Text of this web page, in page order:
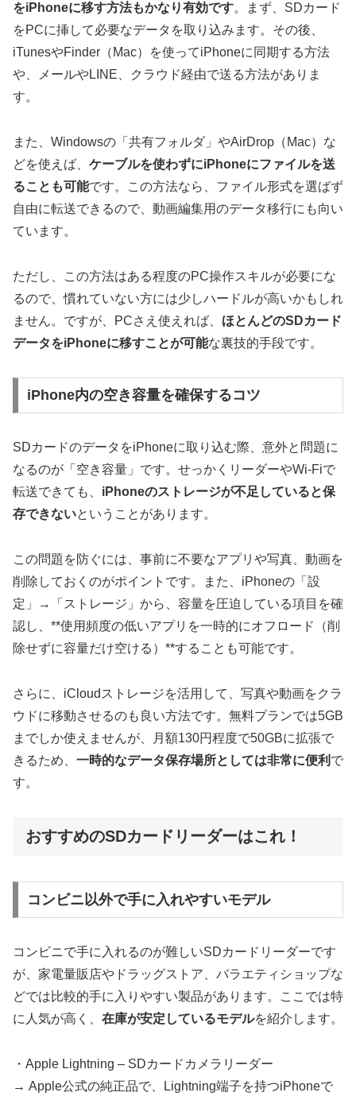
をiPhoneに移す方法もかなり有効です。まず、SDカード
をPCに挿して必要なデータを取り込みます。その後、
iTunesやFinder（Mac）を使ってiPhoneに同期する方法
や、メールやLINE、クラウド経由で送る方法がありま
す。
また、Windowsの「共有フォルダ」やAirDrop（Mac）な
どを使えば、 ケーブルを使わずにiPhoneにファイルを送
ることも可能です。この方法なら、ファイル形式を選ばず
自由に転送できるので、動画編集用のデータ移行にも向い
ています。
ただし、この方法はある程度のPC操作スキルが必要にな
るので、慣れていない方には少しハードルが高いかもしれ
ません。ですが、PCさえ使えれば、 ほとんどのSDカード
データをiPhoneに移すことが可能な裏技的手段です。
iPhone内の空き容量を確保するコツ
SDカードのデータをiPhoneに取り込む際、意外と問題に
なるのが「空き容量」です。せっかくリーダーやWi-Fiで
転送できても、 iPhoneのストレージが不足していると保
存できないということがあります。
この問題を防ぐには、事前に不要なアプリや写真、動画を
削除しておくのがポイントです。また、iPhoneの「設
定」→「ストレージ」から、容量を圧迫している項目を確
認し、**使用頻度の低いアプリを一時的にオフロード（削
除せずに容量だけ空ける）**することも可能です。
さらに、iCloudストレージを活用して、写真や動画をクラ
ウドに移動させるのも良い方法です。無料プランでは5GB
までしか使えませんが、月額130円程度で50GBに拡張で
きるため、 一時的なデータ保存場所としては非常に便利 で
す。
おすすめのSDカードリーダーはこれ！
コンビニ以外で手に入れやすいモデル
コンビニで手に入れるのが難しいSDカードリーダーです
が、家電量販店やドラッグストア、バラエティショップな
どでは比較的手に入りやすい製品があります。ここでは特
に人気が高く、 在庫が安定しているモデルを紹介します。
・Apple Lightning – SDカードカメラリーダー
→ Apple公式の純正品で、Lightning端子を持つiPhoneで